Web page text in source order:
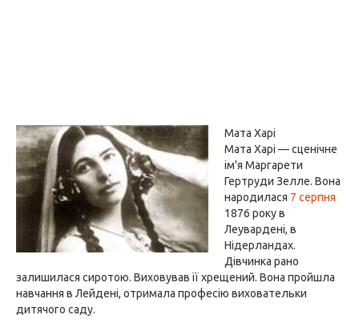
Мата Харі
Мата Харі — сценічне
ім'я Маргарети
Гертруди Зелле. Вона
народилася 7 серпня
1876 року в
Леувардені, в
Нідерландах.
Дівчинка рано
залишилася сиротою. Виховував її хрещений. Вона пройшла
навчання в Лейдені, отримала професію виховательки
дитячого саду.